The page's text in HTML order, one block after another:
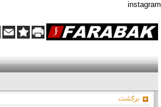
instagram
برگشت